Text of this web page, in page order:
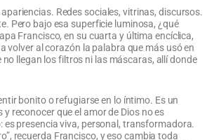
Redes sociales, vitrinas, discursos.
Pero bajo esa superficie luminosa, ¿qué
Francisco, en su cuarta y última encíclica,
volver al corazón la palabra que más usó en
no llegan los filtros ni las máscaras, allí donde
bonito o refugiarse en lo íntimo. Es un
y reconocer que el amor de Dios no es
es presencia viva, personal, transformadora.
recuerda Francisco, y eso cambia toda